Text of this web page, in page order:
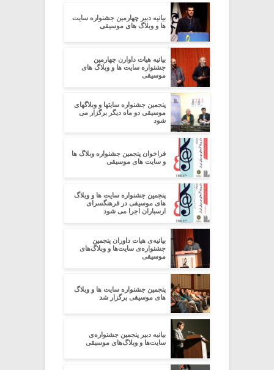
بیانیه دبیر چهارمین جشنواره سایت
ها و وبلاگ های موسیقی
بیانیه هیات داوارن چهارمین
جشنواره سایت ها و وبلاگ های
موسیقی
پنجمین جشنواره سایتها و وبلاگهای
موسیقی دو ماه دیگر برگزار می
شود
فراخوان پنجمین جشنواره وبلاگ ها
و سایت های موسیقی
پنجمین جشنواره سایت ها و وبلاگ
های موسیقی در فرهنگسرای
ارسباران اجرا می شود
بیانیه‌ی هیات داوران پنجمین
جشنواره‌ی سایت‌ها و وبلاگ‌های
موسیقی
پنجمین جشنواره سایت ها و وبلاگ
های موسیقی برگزار شد
بیانیه‌ دبیر پنجمین جشنواره‌ی
سایت‌ها و وبلاگ‌های موسیقی